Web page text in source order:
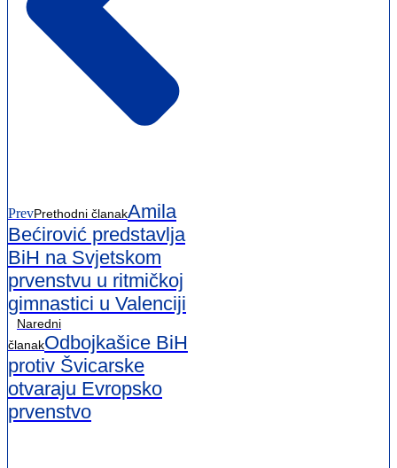
PrevPrethodni članakAmila
Bećirović predstavlja
BiH na Svjetskom
prvenstvu u ritmičkoj
gimnastici u Valenciji
Naredni
članakOdbojkašice BiH
protiv Švicarske
otvaraju Evropsko
prvenstvo